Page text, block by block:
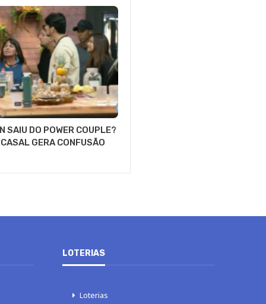
SAIU DO POWER COUPLE?
GERA CONFUSÃO
LOTERIAS
Loterias